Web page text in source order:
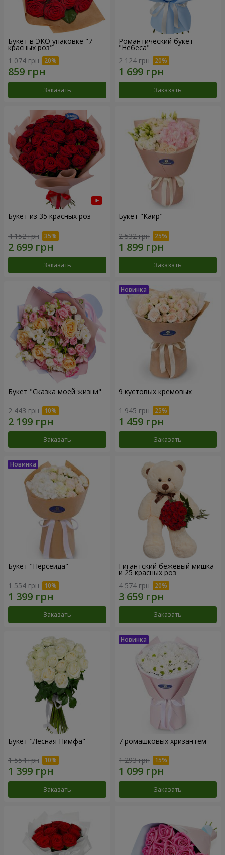
Букет в ЭКО упаковке "7
красных роз"
1 074 грн
Заказать
Романтический букет
"Небеса"
2 124 грн
Заказать
Букет из 35 красных роз
4 152 грн
Заказать
Букет "Каир"
2 532 грн
Заказать
Букет "Сказка моей жизни"
2 443 грн
Заказать
9 кустовых кремовых
1 945 грн
Заказать
Букет "Персеида"
1 554 грн
Заказать
Гигантский бежевый мишка
и 25 красных роз
4 574 грн
Заказать
Букет "Лесная Нимфа"
1 554 грн
Заказать
7 ромашковых хризантем
1 293 грн
Заказать